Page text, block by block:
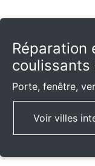
Réparation
coulissants
Porte, fenêtre,
Voir villes